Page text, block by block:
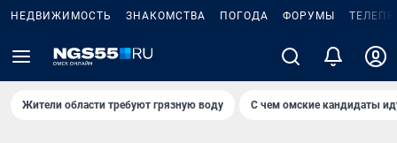
НЕДВИЖИМОСТЬ ЗНАКОМСТВА ПОГОДА ФОРУМЫ
Жители области требуют грязную воду С чем омские кандидаты